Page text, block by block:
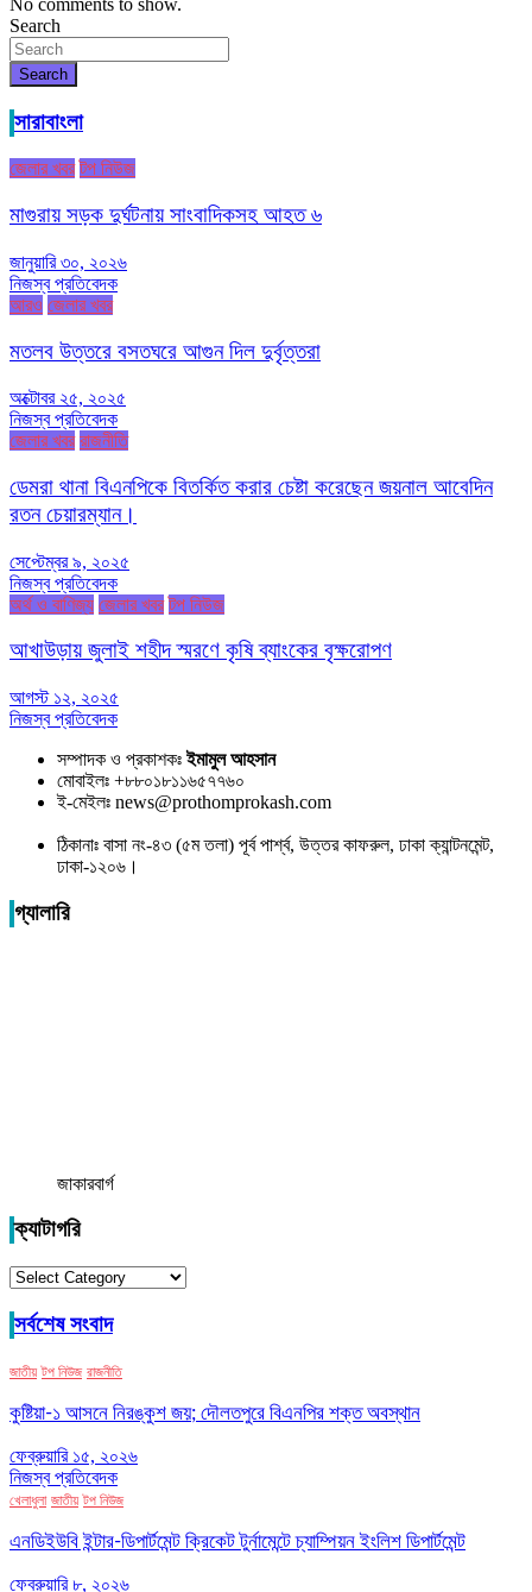
No comments to show.
Search
Search
সারাবাংলা
জেলার খবর টপ নিউজ
মাগুরায় সড়ক দুর্ঘটনায় সাংবাদিকসহ আহত ৬
জানুয়ারি ৩০, ২০২৬
নিজস্ব প্রতিবেদক
আরও জেলার খবর
মতলব উত্তরে বসতঘরে আগুন দিল দুর্বৃত্তরা
অক্টোবর ২৫, ২০২৫
নিজস্ব প্রতিবেদক
জেলার খবর রাজনীতি
ডেমরা থানা বিএনপিকে বিতর্কিত করার চেষ্টা করেছেন জয়নাল আবেদিন
রতন চেয়ারম্যান।
সেপ্টেম্বর ৯, ২০২৫
নিজস্ব প্রতিবেদক
অর্থ ও বাণিজ্য জেলার খবর টপ নিউজ
আখাউড়ায় জুলাই শহীদ স্মরণে কৃষি ব্যাংকের বৃক্ষরোপণ
আগস্ট ১২, ২০২৫
নিজস্ব প্রতিবেদক
সম্পাদক ও প্রকাশকঃইমামুল আহসান
মোবাইলঃ +৮৮০১৮১১৬৫৭৭৬০
ই-মেইলঃ news@prothomprokash.com
ঠিকানাঃ বাসা নং-৪৩ (৫ম তলা) পূর্ব পার্শ্ব, উত্তর কাফরুল, ঢাকা ক্যান্টনমেন্ট,
ঢাকা-১২০৬।
গ্যালারি
জাকারবার্গ
ক্যাটাগরি
ক্যাটাগরি
সর্বশেষ সংবাদ
জাতীয় টপ নিউজ রাজনীতি
কুষ্টিয়া-১ আসনে নিরঙ্কুশ জয়; দৌলতপুরে বিএনপির শক্ত অবস্থান
ফেব্রুয়ারি ১৫, ২০২৬
নিজস্ব প্রতিবেদক
খেলাধুলা জাতীয় টপ নিউজ
এনডিইউবি ইন্টার-ডিপার্টমেন্ট ক্রিকেট টুর্নামেন্টে চ্যাম্পিয়ন ইংলিশ ডিপার্টমেন্ট
ফেব্রুয়ারি ৮, ২০২৬